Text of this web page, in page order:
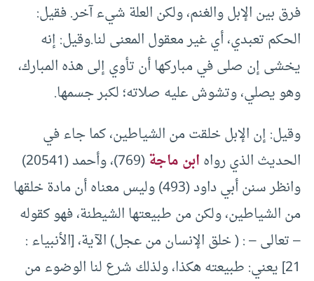
فرق بين الإبل والغنم، ولكن العلة شيء آخر. فقيل:
الحكم تعبدي، أي غير معقول المعنى لنا.وقيل: إنه
يخشى إن صلى في مباركها أن تأوي إلى هذه المبارك،
وهو يصلي، وتشوش عليه صلاته؛ لكبر جسمها.
وقيل: إن الإبل خلقت من الشياطين، كما جاء في
الحديث الذي رواهابن ماجة
(769)، وأحمد (20541)
وانظر سنن أبي داود (493) وليس معناه أن مادة خلقها
من الشياطين، ولكن من طبيعتها الشيطنة، فهو كقوله
– تعالى – : ( خلق الإنسان من عجل) الآية، [الأنبياء :
21] يعني: طبيعته هكذا، ولذلك شرع لنا الوضوء من